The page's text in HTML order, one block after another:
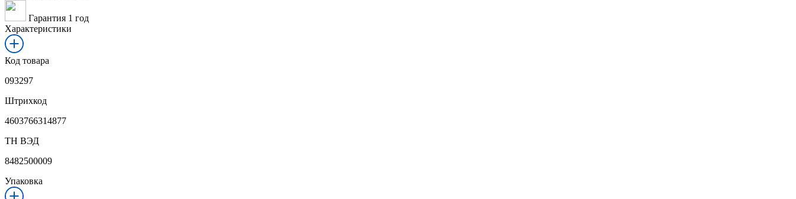
Гарантия 1 год
Характеристики
Код товара
093297
Штрихкод
4603766314877
ТН ВЭД
8482500009
Упаковка